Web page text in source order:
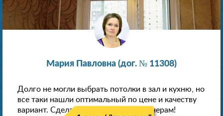
Мария Павловна (дог. № 11308)
Долго не могли выбрать потолки в зал и кухню, но
все таки нашли оптимальный по цене и качеству
вариант. Сделали скидку как пенсионерам!